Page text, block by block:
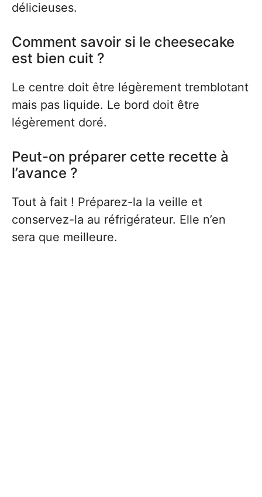
délicieuses.
Comment savoir si le cheesecake
est bien cuit ?
Le centre doit être légèrement tremblotant
mais pas liquide. Le bord doit être
légèrement doré.
Peut-on préparer cette recette à
l’avance ?
Tout à fait ! Préparez-la la veille et
conservez-la au réfrigérateur. Elle n’en
sera que meilleure.